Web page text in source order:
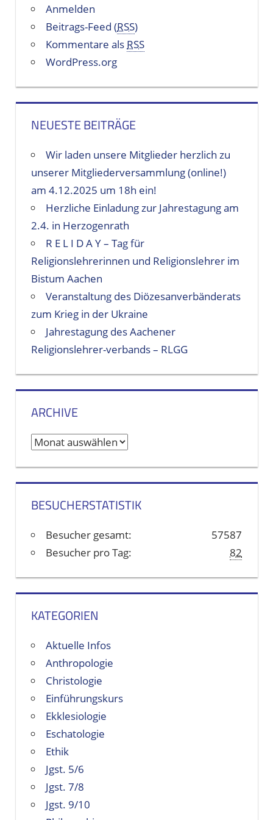
Anmelden
Beitrags-Feed (RSS)
Kommentare als RSS
WordPress.org
NEUESTE BEITRÄGE
Wir laden unsere Mitglieder herzlich zu
unserer Mitgliederversammlung (online!)
am 4.12.2025 um 18h ein!
Herzliche Einladung zur Jahrestagung am
2.4. in Herzogenrath
R E L I D A Y – Tag für
Religionslehrerinnen und Religionslehrer im
Bistum Aachen
Veranstaltung des Diözesanverbänderats
zum Krieg in der Ukraine
Jahrestagung des Aachener
Religionslehrer-verbands – RLGG
ARCHIVE
A
i
v
e
BESUCHERSTATISTIK
57587
Besucher gesamt:
82
Besucher pro Tag:
KATEGORIEN
Aktuelle Infos
Anthropologie
Christologie
Einführungskurs
Ekklesiologie
Eschatologie
Ethik
Jgst. 5/6
Jgst. 7/8
Jgst. 9/10